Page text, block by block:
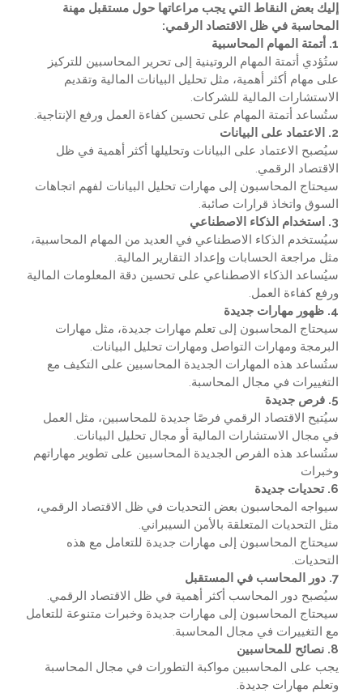
إليك بعض النقاط التي يجب مراعاتها حول مستقبل مهنة
المحاسبة في ظل الاقتصاد الرقمي:
1. أتمتة المهام المحاسبية
ستُؤدي أتمتة المهام الروتينية إلى تحرير المحاسبين للتركيز
على مهام أكثر أهمية، مثل تحليل البيانات المالية وتقديم
الاستشارات المالية للشركات.
ستُساعد أتمتة المهام على تحسين كفاءة العمل ورفع الإنتاجية.
2. الاعتماد على البيانات
سيُصبح الاعتماد على البيانات وتحليلها أكثر أهمية في ظل
الاقتصاد الرقمي.
سيحتاج المحاسبون إلى مهارات تحليل البيانات لفهم اتجاهات
السوق واتخاذ قرارات صائبة.
3. استخدام الذكاء الاصطناعي
سيُستخدم الذكاء الاصطناعي في العديد من المهام المحاسبية،
مثل مراجعة الحسابات وإعداد التقارير المالية.
سيُساعد الذكاء الاصطناعي على تحسين دقة المعلومات المالية
ورفع كفاءة العمل.
4. ظهور مهارات جديدة
سيحتاج المحاسبون إلى تعلم مهارات جديدة، مثل مهارات
البرمجة ومهارات التواصل ومهارات تحليل البيانات.
ستُساعد هذه المهارات الجديدة المحاسبين على التكيف مع
التغييرات في مجال المحاسبة.
5. فرص جديدة
سيُتيح الاقتصاد الرقمي فرصًا جديدة للمحاسبين، مثل العمل
في مجال الاستشارات المالية أو مجال تحليل البيانات.
ستُساعد هذه الفرص الجديدة المحاسبين على تطوير مهاراتهم
وخبرات
6. تحديات جديدة
سيواجه المحاسبون بعض التحديات في ظل الاقتصاد الرقمي،
مثل التحديات المتعلقة بالأمن السيبراني.
سيحتاج المحاسبون إلى مهارات جديدة للتعامل مع هذه
التحديات.
7. دور المحاسب في المستقبل
سيُصبح دور المحاسب أكثر أهمية في ظل الاقتصاد الرقمي.
سيحتاج المحاسبون إلى مهارات جديدة وخبرات متنوعة للتعامل
مع التغييرات في مجال المحاسبة.
8. نصائح للمحاسبين
يجب على المحاسبين مواكبة التطورات في مجال المحاسبة
وتعلم مهارات جديدة.